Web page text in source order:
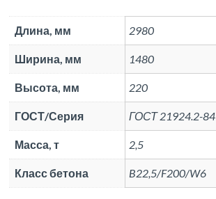
Длина, мм 2980
Ширина, мм 1480
Высота, мм 220
ГОСТ/Серия ГОСТ 21924.2-84
Масса, т 2,5
Класс бетона B22,5/F200/W6